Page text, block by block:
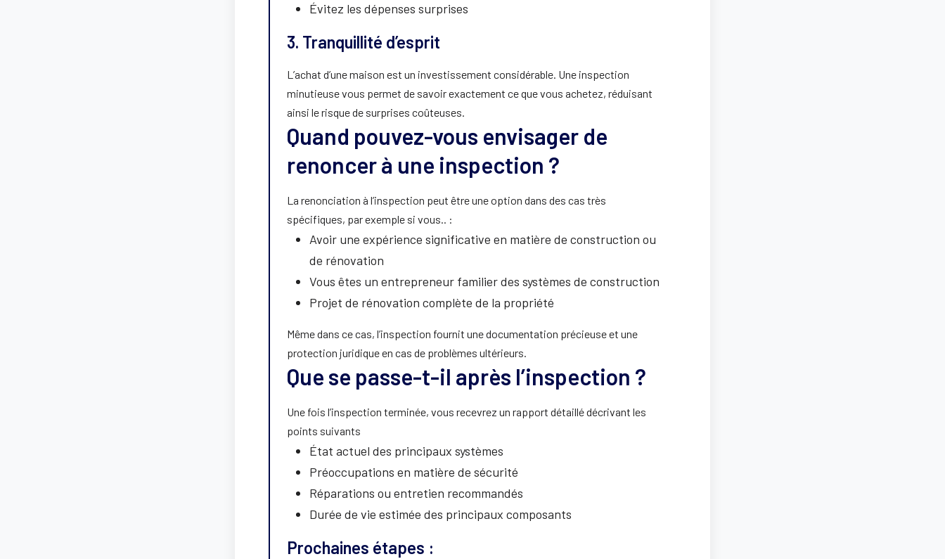
Évitez les dépenses surprises
3. Tranquillité d’esprit
L’achat d’une maison est un investissement considérable. Une inspection
minutieuse vous permet de savoir exactement ce que vous achetez, réduisant
ainsi le risque de surprises coûteuses.
Quand pouvez-vous envisager de
renoncer à une inspection ?
La renonciation à l’inspection peut être une option dans des cas très
spécifiques, par exemple si vous.. :
Avoir une expérience significative en matière de construction ou
de rénovation
Vous êtes un entrepreneur familier des systèmes de construction
Projet de rénovation complète de la propriété
Même dans ce cas, l’inspection fournit une documentation précieuse et une
protection juridique en cas de problèmes ultérieurs.
Que se passe-t-il après l’inspection ?
Une fois l’inspection terminée, vous recevrez un rapport détaillé décrivant les
points suivants
État actuel des principaux systèmes
Préoccupations en matière de sécurité
Réparations ou entretien recommandés
Durée de vie estimée des principaux composants
Prochaines étapes :